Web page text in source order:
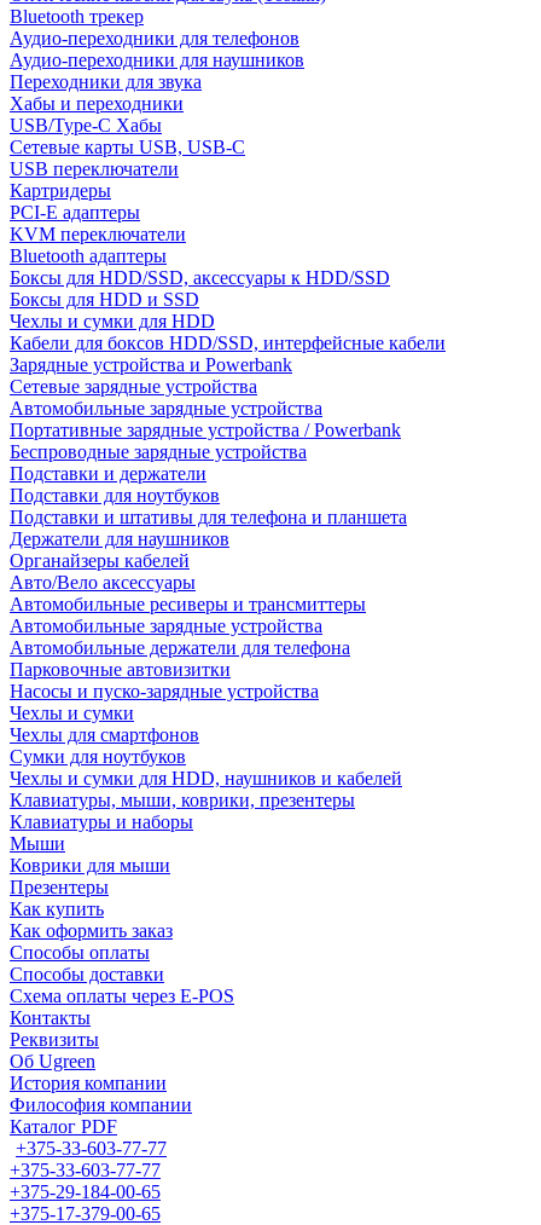
Bluetooth трекер
Аудио-переходники для телефонов
Аудио-переходники для наушников
Переходники для звука
Хабы и переходники
USB/Type-C Хабы
Сетевые карты USB, USB-C
USB переключатели
Картридеры
PCI-E адаптеры
KVM переключатели
Bluetooth адаптеры
Боксы для HDD/SSD, аксессуары к HDD/SSD
Боксы для HDD и SSD
Чехлы и сумки для HDD
Кабели для боксов HDD/SSD, интерфейсные кабели
Зарядные устройства и Powerbank
Сетевые зарядные устройства
Автомобильные зарядные устройства
Портативные зарядные устройства / Powerbank
Беспроводные зарядные устройства
Подставки и держатели
Подставки для ноутбуков
Подставки и штативы для телефона и планшета
Держатели для наушников
Органайзеры кабелей
Авто/Вело аксессуары
Автомобильные ресиверы и трансмиттеры
Автомобильные зарядные устройства
Автомобильные держатели для телефона
Парковочные автовизитки
Насосы и пуско-зарядные устройства
Чехлы и сумки
Чехлы для смартфонов
Сумки для ноутбуков
Чехлы и сумки для HDD, наушников и кабелей
Клавиатуры, мыши, коврики, презентеры
Клавиатуры и наборы
Мыши
Коврики для мыши
Презентеры
Как купить
Как оформить заказ
Способы оплаты
Способы доставки
Схема оплаты через E-POS
Контакты
Реквизиты
Об Ugreen
История компании
Философия компании
Каталог PDF
+375-33-603-77-77
+375-33-603-77-77
+375-29-184-00-65
+375-17-379-00-65